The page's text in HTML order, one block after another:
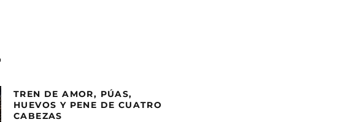
TREN DE AMOR, PÚAS,
HUEVOS Y PENE DE CUATRO
CABEZAS